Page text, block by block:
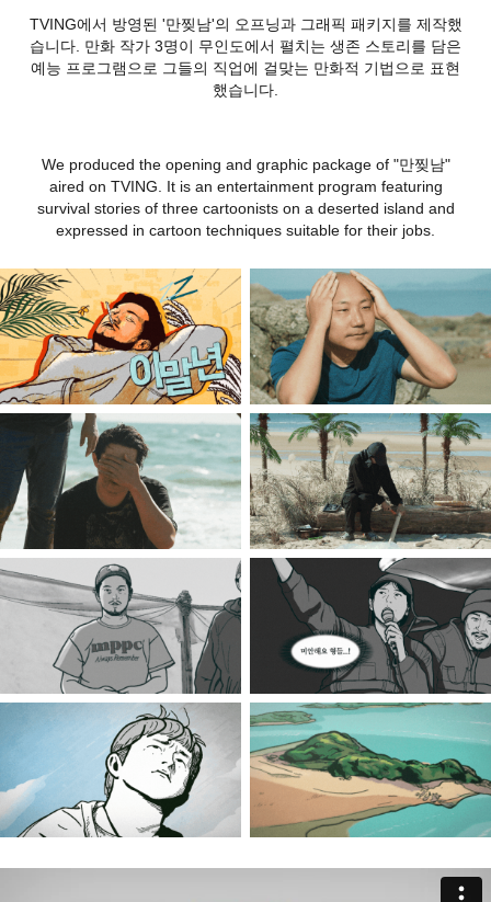
TVING에서 방영된 '만찢남'의 오프닝과 그래픽 패키지를 제작했
습니다. 만화 작가 3명이 무인도에서 펼치는 생존 스토리를 담은
예능 프로그램으로 그들의 직업에 걸맞는 만화적 기법으로 표현
했습니다.
We produced the opening and graphic package of "만찢남"
aired on TVING. It is an entertainment program featuring
survival stories of three cartoonists on a deserted island and
expressed in cartoon techniques suitable for their jobs.